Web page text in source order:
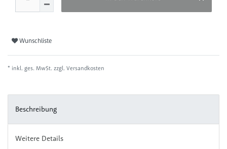
Wunschliste
* inkl. ges. MwSt. zzgl. Versandkosten
Beschreibung
Weitere Details